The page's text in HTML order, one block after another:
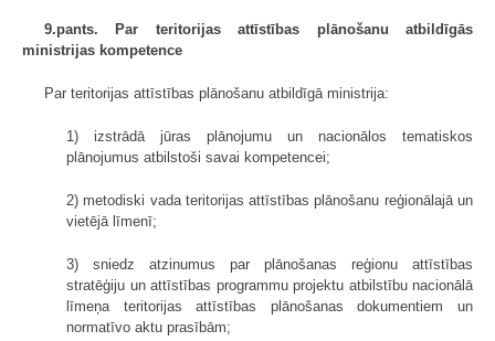
9.pants. Par teritorijas attīstības plānošanu atbildīgās
ministrijas kompetence
Par teritorijas attīstības plānošanu atbildīgā ministrija:
1) izstrādā jūras plānojumu un nacionālos tematiskos
plānojumus atbilstoši savai kompetencei;
2) metodiski vada teritorijas attīstības plānošanu reģionālajā un
vietējā līmenī;
3) sniedz atzinumus par plānošanas reģionu attīstības
stratēģiju un attīstības programmu projektu atbilstību nacionālā
līmeņa teritorijas attīstības plānošanas dokumentiem un
normatīvo aktu prasībām;